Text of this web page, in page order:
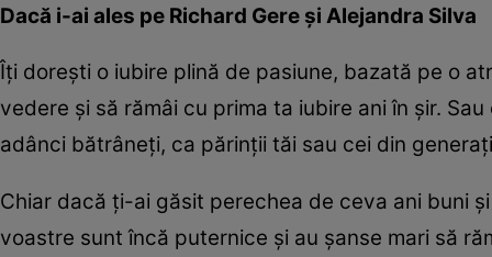
Dacă i-ai ales pe Richard Gere și Alejandra Silva
Îți dorești o iubire plină de pasiune, bazată pe o
vedere și să rămâi cu prima ta iubire ani în șir.
adânci bătrâneți, ca părinții tăi sau cei din
Chiar dacă ți-ai găsit perechea de ceva ani buni
voastre sunt încă puternice și au șanse mari să